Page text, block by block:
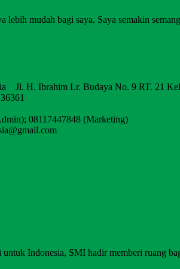
lebih mudah bagi saya. Saya semakin
Jl. H. Ibrahim Lr. Budaya No. 9 RT. 21
08117447848 (Marketing)
untuk Indonesia, SMI hadir memberi ruang